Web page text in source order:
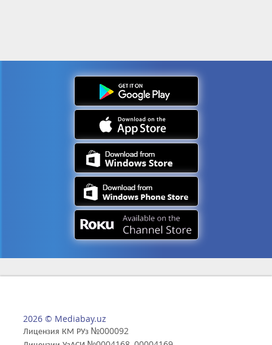
2026 © Mediabay.uz
Лицензия КМ РУз №000092